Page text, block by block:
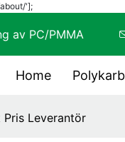
'];
av PC/PMMA
Home
Leverantör